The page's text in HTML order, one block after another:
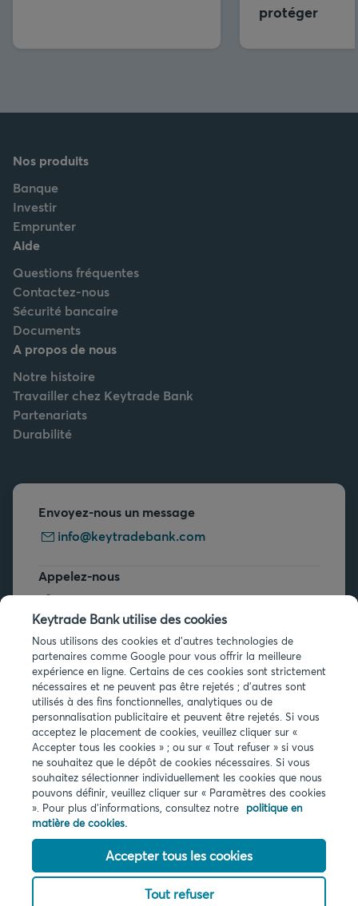
protéger
Nos produits
Banque
Investir
Emprunter
Aide
Questions fréquentes
Contactez-nous
Sécurité bancaire
Documents
A propos de nous
Notre histoire
Travailler chez Keytrade Bank
Partenariats
Durabilité
Envoyez-nous un message
info@keytradebank.com
Appelez-nous
+32 2 679 90 00
Vous avez des questions ?
Questions fréquentes
Infos légales
Privacy
Cookies
PSD2
Accessibilité
© 2026 Keytrade bank, succursale belge d'Arkéa Direct Bank SA (France),
Keytrade Bank utilise des cookies
Nous utilisons des cookies et d'autres technologies de
partenaires comme Google pour vous offrir la meilleure
expérience en ligne. Certains de ces cookies sont strictement
nécessaires et ne peuvent pas être rejetés ; d'autres sont
utilisés à des fins fonctionnelles, analytiques ou de
personnalisation publicitaire et peuvent être rejetés. Si vous
acceptez le placement de cookies, veuillez cliquer sur «
Accepter tous les cookies » ; ou sur « Tout refuser » si vous
ne souhaitez que le dépôt de cookies nécessaires. Si vous
souhaitez sélectionner individuellement les cookies que nous
pouvons définir, veuillez cliquer sur « Paramètres des cookies
». Pour plus d'informations, consultez notre politique en
matière de cookies.
Accepter tous les cookies
Tout refuser